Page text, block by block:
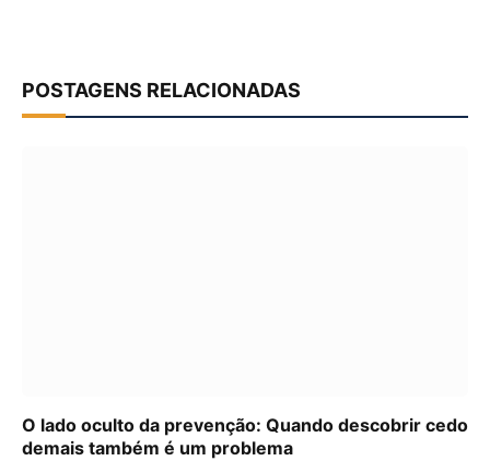
POSTAGENS RELACIONADAS
O lado oculto da prevenção: Quando descobrir cedo
demais também é um problema